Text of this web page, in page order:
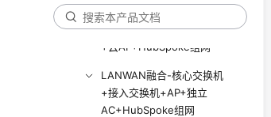
LANWAN融合-接入交换机
+云AP+HubSpoke组网
LANWAN融合-核心交换机
+接入交换机+AP+独立
AC+HubSpoke组网